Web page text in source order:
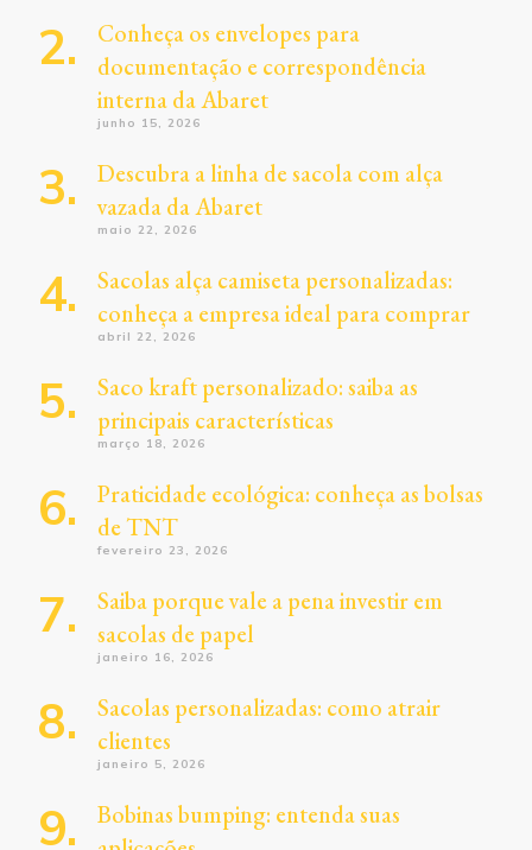
Conheça os envelopes para
documentação e correspondência
interna da Abaret
junho 15, 2026
Descubra a linha de sacola com alça
vazada da Abaret
maio 22, 2026
Sacolas alça camiseta personalizadas:
conheça a empresa ideal para comprar
abril 22, 2026
Saco kraft personalizado: saiba as
principais características
março 18, 2026
Praticidade ecológica: conheça as bolsas
de TNT
fevereiro 23, 2026
Saiba porque vale a pena investir em
sacolas de papel
janeiro 16, 2026
Sacolas personalizadas: como atrair
clientes
janeiro 5, 2026
Bobinas bumping: entenda suas